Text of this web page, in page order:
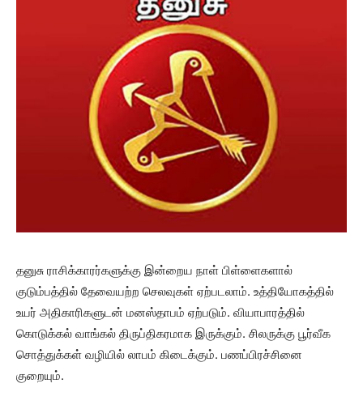
தனுசு ராசிக்காரர்களுக்கு இன்றைய நாள் பிள்ளைகளால்
குடும்பத்தில் தேவையற்ற செலவுகள் ஏற்படலாம். உத்தியோகத்தில்
உயர் அதிகாரிகளுடன் மனஸ்தாபம் ஏற்படும். வியாபாரத்தில்
கொடுக்கல் வாங்கல் திருப்திகரமாக இருக்கும். சிலருக்கு பூர்வீக
சொத்துக்கள் வழியில் லாபம் கிடைக்கும். பணப்பிரச்சினை
குறையும்.